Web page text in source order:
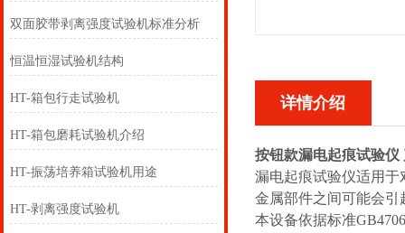
双面胶带剥离强度试验机标准分析
恒温恒湿试验机结构
HT-箱包行走试验机
HT-箱包磨耗试验机介绍
HT-振荡培养箱试验机用途
HT-剥离强度试验机
详情介绍
按钮款漏电起痕试验仪
漏电起痕试验仪适用
金属部件之间可能会
本设备依据标准